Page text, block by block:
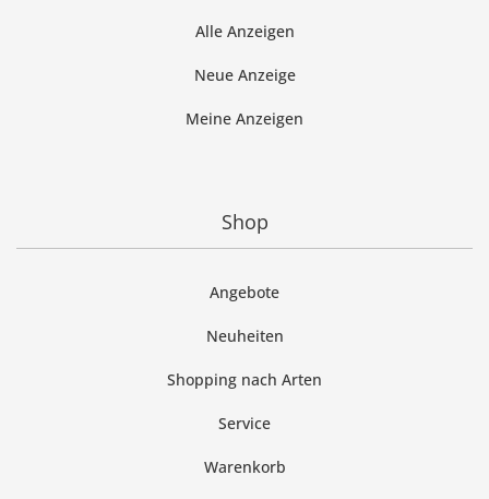
Alle Anzeigen
Neue Anzeige
Meine Anzeigen
Shop
Angebote
Neuheiten
Shopping nach Arten
Service
Warenkorb